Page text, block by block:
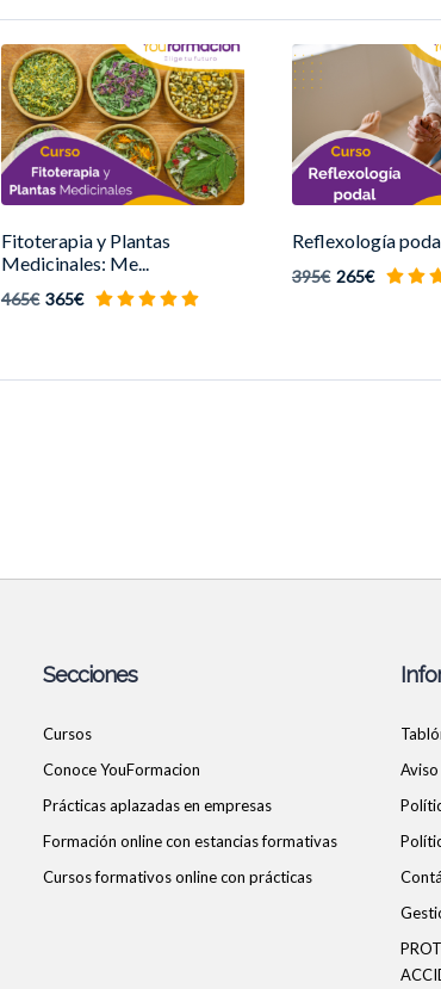
Fitoterapia y Plantas
Medicinales: Me...
465€ 365€
Reflexología
395€ 265€
Secciones
Cursos
Conoce YouFormacion
Prácticas aplazadas en empresas
Formación online con estancias formativas
Cursos formativos online con prácticas